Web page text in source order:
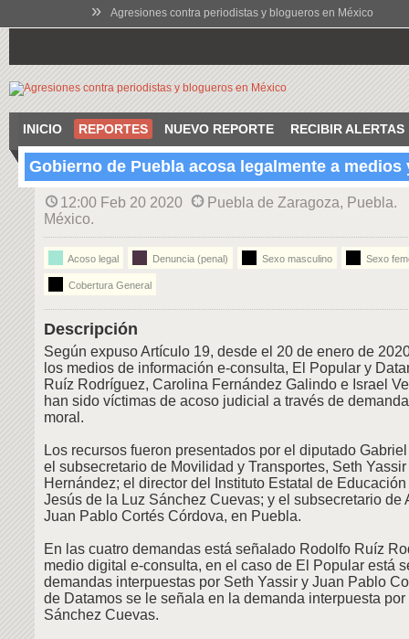
» Agresiones contra periodistas y blogueros en México
INICIO REPORTES NUEVO REPORTE RECIBIR ALERTAS
Gobierno de Puebla acosa legalmente a
12:00 Feb 20 2020
Puebla de Zaragoza, Puebla.
México.
Acoso legal Denuncia (penal) Sexo masculino Sexo
Cobertura General
Descripción
Según expuso Artículo 19, desde el 20 de enero de
los medios de información e-consulta, El Popular y
Ruíz Rodríguez, Carolina Fernández Galindo e Israel
han sido víctimas de acoso judicial a través de
moral.
Los recursos fueron presentados por el diputado
el subsecretario de Movilidad y Transportes, Seth
Hernández; el director del Instituto Estatal de
Jesús de la Luz Sánchez Cuevas; y el subsecretario de
Juan Pablo Cortés Córdova, en Puebla.
En las cuatro demandas está señalado Rodolfo Ruíz
medio digital e-consulta, en el caso de El Popular está
demandas interpuestas por Seth Yassir y Juan Pablo
de Datamos se le señala en la demanda interpuesta
Sánchez Cuevas.